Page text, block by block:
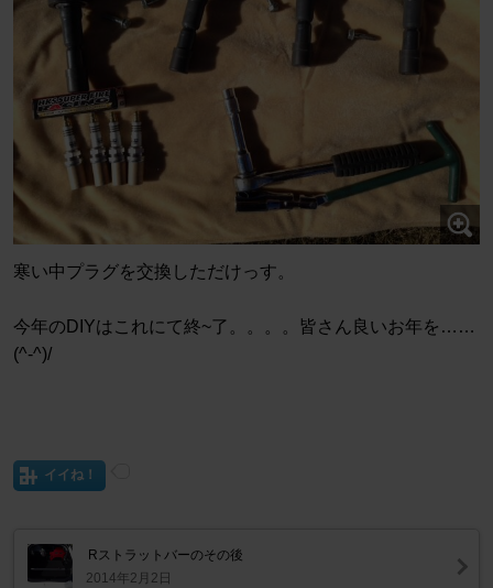
寒い中プラグを交換しただけっす。
今年のDIYはこれにて終~了。。。。皆さん良いお年を……
(^-^)/
イイね！
Rストラットバーのその後
2014年2月2日